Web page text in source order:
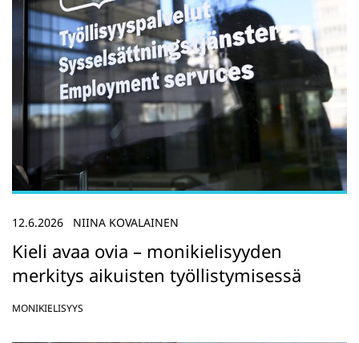
Kieli avaa ovia – monikielisyyden
merkitys aikuisten työllistymisessä
12.6.2026 NIINA KOVALAINEN
MONIKIELISYYS